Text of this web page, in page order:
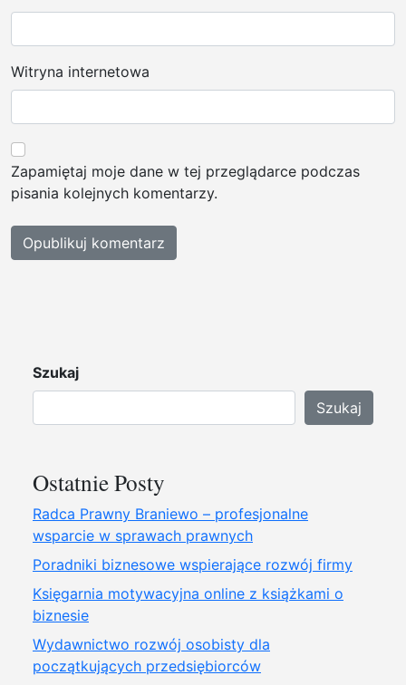
Witryna internetowa
Zapamiętaj moje dane w tej przeglądarce podczas
pisania kolejnych komentarzy.
Szukaj
Szukaj
Ostatnie Posty
Radca Prawny Braniewo – profesjonalne
wsparcie w sprawach prawnych
Poradniki biznesowe wspierające rozwój firmy
Księgarnia motywacyjna online z książkami o
biznesie
Wydawnictwo rozwój osobisty dla
początkujących przedsiębiorców